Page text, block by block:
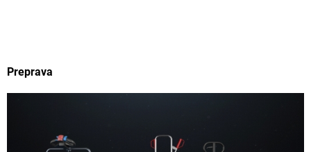
Preprava